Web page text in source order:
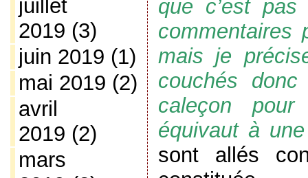
juillet
2019 (3)
juin 2019 (1)
mai 2019 (2)
avril
2019 (2)
mars
que c’est
commentaires
mais je
couchés
caleçon
équivaut à
sont allés